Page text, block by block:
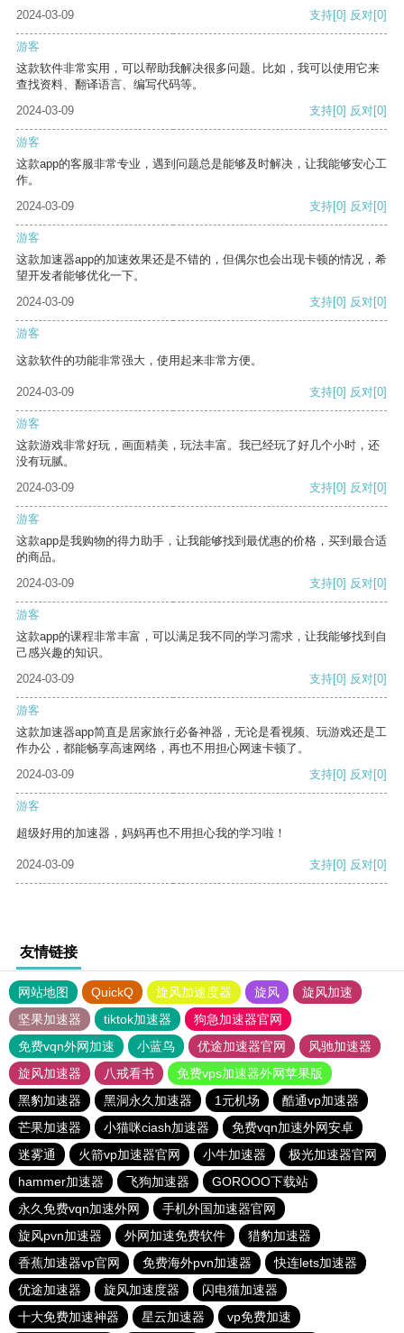
2024-03-09 支持[0] 反对[0]
游客
这款软件非常实用，可以帮助我解决很多问题。比如，我可以使用它来
查找资料、翻译语言、编写代码等。
2024-03-09
支持[0] 反对[0]
游客
这款app的客服非常专业，遇到问题总是能够及时解决，让我能够安心工
作。
2024-03-09
支持[0] 反对[0]
游客
这款加速器app的加速效果还是不错的，但偶尔也会出现卡顿的情况，希
望开发者能够优化一下。
2024-03-09
支持[0] 反对[0]
游客
这款软件的功能非常强大，使用起来非常方便。
2024-03-09 支持[0] 反对[0]
游客
这款游戏非常好玩，画面精美，玩法丰富。我已经玩了好几个小时，还
没有玩腻。
2024-03-09
支持[0] 反对[0]
游客
这款app是我购物的得力助手，让我能够找到最优惠的价格，买到最合适
的商品。
2024-03-09
支持[0] 反对[0]
游客
这款app的课程非常丰富，可以满足我不同的学习需求，让我能够找到自
己感兴趣的知识。
2024-03-09
支持[0] 反对[0]
游客
这款加速器app简直是居家旅行必备神器，无论是看视频、玩游戏还是工
作办公，都能畅享高速网络，再也不用担心网速卡顿了。
2024-03-09
支持[0] 反对[0]
游客
超级好用的加速器，妈妈再也不用担心我的学习啦！
2024-03-09 支持[0] 反对[0]
友情链接
网站地图 QuickQ 旋风加速度器 旋风
旋风加速
坚果加速器
tiktok加速器
狗急加速器官网
免费vqn外网加速
小蓝鸟 优途加速器官网
风驰加速器
旋风加速器
八戒看书
免费vps加速器外网苹果版
黑豹加速器
黑洞永久加速器 1元机场
酷通vp加速器
芒果加速器
小猫咪ciash加速器
免费vqn加速外网安卓
迷雾通
火箭vp加速器官网 小牛加速器
极光加速器官网
hammer加速器
飞狗加速器
GOROOO下载站
永久免费vqn加速外网
手机外国加速器官网
旋风pvn加速器
外网加速免费软件
猎豹加速器
香蕉加速器vp官网
免费海外pvn加速器
快连lets加速器
优途加速器
旋风加速度器
闪电猫加速器
十大免费加速神器
星云加速器 vp免费加速